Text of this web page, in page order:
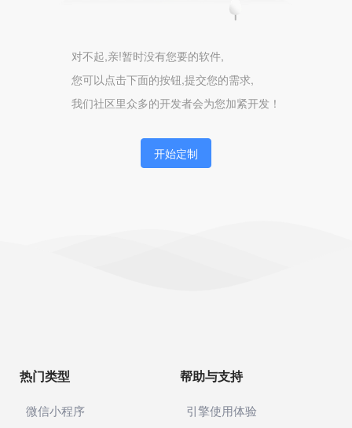
对不起,亲!暂时没有您要的软件,
您可以点击下面的按钮,提交您的需求,
我们社区里众多的开发者会为您加紧开发！
开始定制
热门类型
微信小程序
帮助与支持
引擎使用体验